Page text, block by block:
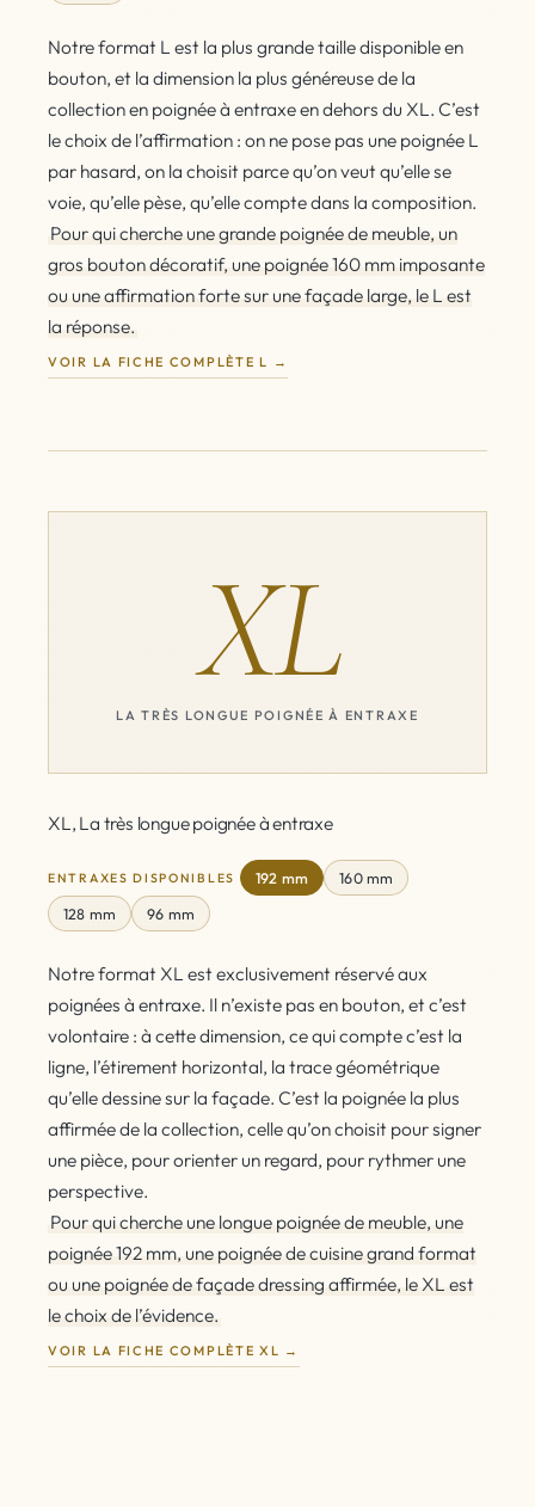
Notre format L est la plus grande taille disponible en
bouton, et la dimension la plus généreuse de la
collection en poignée à entraxe en dehors du XL. C’est
le choix de l’affirmation : on ne pose pas une poignée L
par hasard, on la choisit parce qu’on veut qu’elle se
voie, qu’elle pèse, qu’elle compte dans la composition.
Pour qui cherche une grande poignée de meuble, un
gros bouton décoratif, une poignée 160 mm imposante
ou une affirmation forte sur une façade large, le L est
la réponse.
VOIR LA FICHE COMPLÈTE L
XL
LA TRÈS LONGUE POIGNÉE À ENTRAXE
XL, La très longue poignée à entraxe
ENTRAXES DISPONIBLES 192 mm
160 mm
128 mm
96 mm
Notre format XL est exclusivement réservé aux
poignées à entraxe. Il n’existe pas en bouton, et c’est
volontaire : à cette dimension, ce qui compte c’est la
ligne, l’étirement horizontal, la trace géométrique
qu’elle dessine sur la façade. C’est la poignée la plus
affirmée de la collection, celle qu’on choisit pour signer
une pièce, pour orienter un regard, pour rythmer une
perspective.
Pour qui cherche une longue poignée de meuble, une
poignée 192 mm, une poignée de cuisine grand format
ou une poignée de façade dressing affirmée, le XL est
le choix de l’évidence.
VOIR LA FICHE COMPLÈTE XL